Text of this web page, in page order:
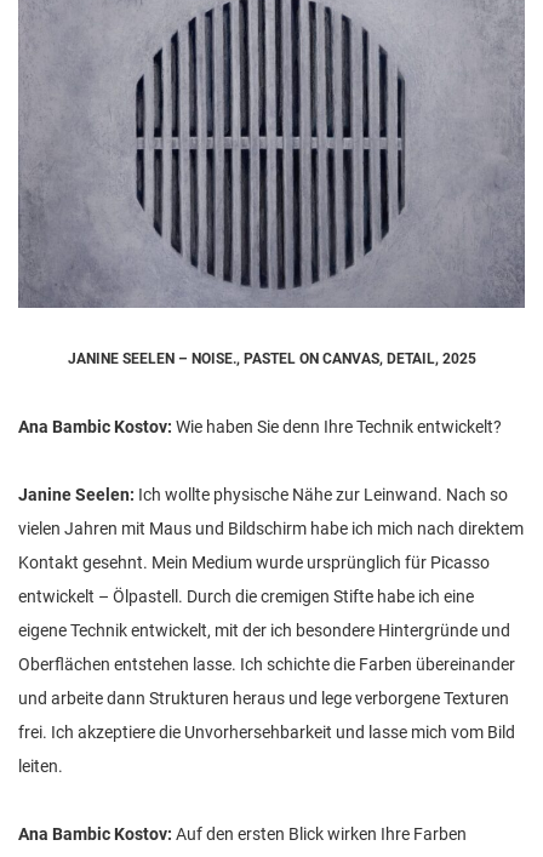
JANINE SEELEN – NOISE., PASTEL ON CANVAS, DETAIL, 2025
Ana Bambic Kostov: Wie haben Sie denn Ihre Technik entwickelt?
Janine Seelen: Ich wollte physische Nähe zur Leinwand. Nach so
vielen Jahren mit Maus und Bildschirm habe ich mich nach direktem
Kontakt gesehnt. Mein Medium wurde ursprünglich für Picasso
entwickelt – Ölpastell. Durch die cremigen Stifte habe ich eine
eigene Technik entwickelt, mit der ich besondere Hintergründe und
Oberflächen entstehen lasse. Ich schichte die Farben übereinander
und arbeite dann Strukturen heraus und lege verborgene Texturen
frei. Ich akzeptiere die Unvorhersehbarkeit und lasse mich vom Bild
leiten.
Ana Bambic Kostov: Auf den ersten Blick wirken Ihre Farben